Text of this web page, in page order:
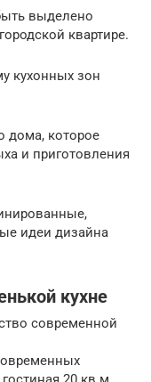
выделено
квартире.
кухонных зон
дома, которое
и приготовления
идеи дизайна
кухне
современной